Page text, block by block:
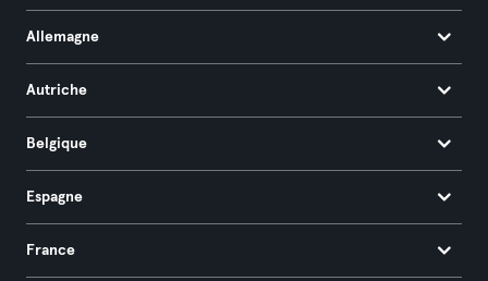
Allemagne
Autriche
Belgique
Espagne
France